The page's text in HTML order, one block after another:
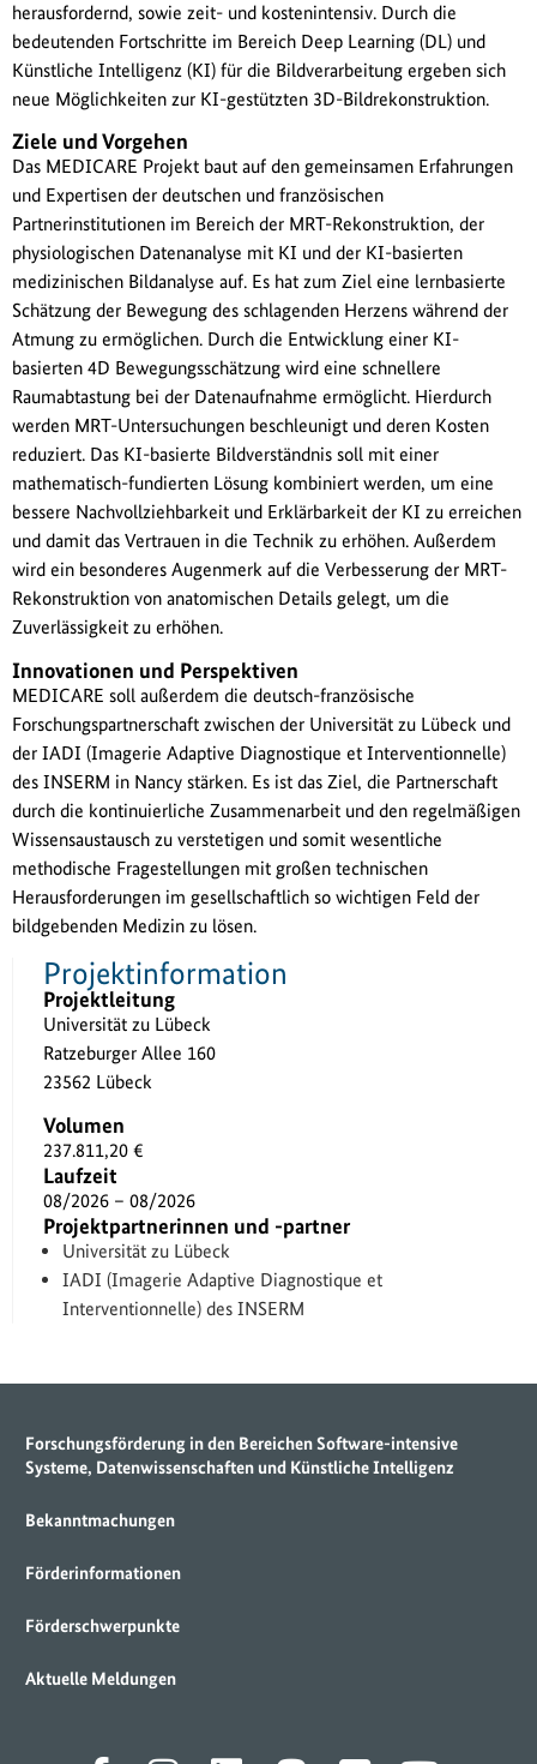
herausfordernd, sowie zeit- und kostenintensiv. Durch die
bedeutenden Fortschritte im Bereich Deep Learning (DL) und
Künstliche Intelligenz (KI) für die Bildverarbeitung ergeben sich
neue Möglichkeiten zur KI-gestützten 3D-Bildrekonstruktion.
Ziele und Vorgehen
Das MEDICARE Projekt baut auf den gemeinsamen Erfahrungen
und Expertisen der deutschen und französischen
Partnerinstitutionen im Bereich der MRT-Rekonstruktion, der
physiologischen Datenanalyse mit KI und der KI-basierten
medizinischen Bildanalyse auf. Es hat zum Ziel eine lernbasierte
Schätzung der Bewegung des schlagenden Herzens während der
Atmung zu ermöglichen. Durch die Entwicklung einer KI-
basierten 4D Bewegungsschätzung wird eine schnellere
Raumabtastung bei der Datenaufnahme ermöglicht. Hierdurch
werden MRT-Untersuchungen beschleunigt und deren Kosten
reduziert. Das KI-basierte Bildverständnis soll mit einer
mathematisch-fundierten Lösung kombiniert werden, um eine
bessere Nachvollziehbarkeit und Erklärbarkeit der KI zu erreichen
und damit das Vertrauen in die Technik zu erhöhen. Außerdem
wird ein besonderes Augenmerk auf die Verbesserung der MRT-
Rekonstruktion von anatomischen Details gelegt, um die
Zuverlässigkeit zu erhöhen.
Innovationen und Perspektiven
MEDICARE soll außerdem die deutsch-französische
Forschungspartnerschaft zwischen der Universität zu Lübeck und
der IADI (Imagerie Adaptive Diagnostique et Interventionnelle)
des INSERM in Nancy stärken. Es ist das Ziel, die Partnerschaft
durch die kontinuierliche Zusammenarbeit und den regelmäßigen
Wissensaustausch zu verstetigen und somit wesentliche
methodische Fragestellungen mit großen technischen
Herausforderungen im gesellschaftlich so wichtigen Feld der
bildgebenden Medizin zu lösen.
Projektinformation
Projektleitung
Universität zu Lübeck
Ratzeburger Allee 160
23562 Lübeck
Volumen
237.811,20 €
Laufzeit
08/2026 – 08/2026
Projektpartnerinnen und -partner
Universität zu Lübeck
IADI (Imagerie Adaptive Diagnostique et
Interventionnelle) des INSERM
Forschungsförderung in den Bereichen Software-intensive
Systeme, Datenwissenschaften und Künstliche Intelligenz
Bekanntmachungen
Förderinformationen
Förderschwerpunkte
Aktuelle Meldungen